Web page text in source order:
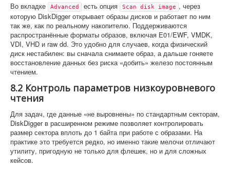
Во вкладке Advanced есть опция Scan disk image , через
которую DiskDigger открывает образы дисков и работает по ним
так же, как по реальному накопителю. Поддерживаются
распространённые форматы образов, включая E01/EWF, VMDK,
VDI, VHD и raw dd. Это удобно для случаев, когда физический
диск нестабилен: вы сначала снимаете образ, а дальше гоняете
восстановление данных без риска «добить» железо постоянным
чтением.
8.2 Контроль параметров низкоуровневого
чтения
Для задач, где данные «не выровнены» по стандартным секторам,
DiskDigger в расширенном режиме позволяет контролировать
размер сектора вплоть до 1 байта при работе с образами. На
практике это требуется редко, но именно такие мелочи отличают
утилиту, пригодную не только для флешек, но и для сложных
кейсов.